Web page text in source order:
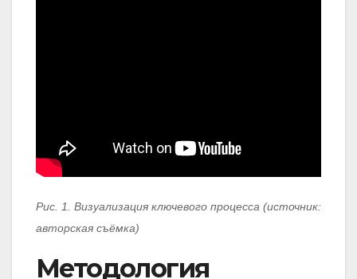
Рис. 1. Визуализация ключевого процесса (источник:
авторская съёмка)
Методология